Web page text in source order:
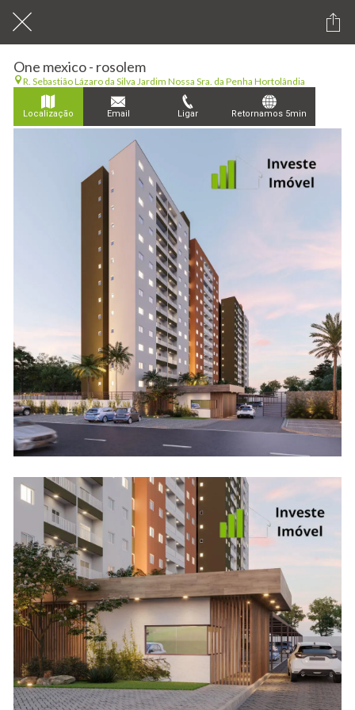
One mexico - rosolem
R. Sebastião Lázaro da Silva Jardim Nossa Sra. da Penha Hortolândia
Localização Email Ligar Retornamos 5min